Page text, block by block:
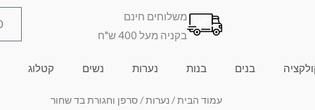
משלוחים חינם
בקניה מעל 400 ש"ח
בנים בנות נערות נשים קטלוג
עמוד הבית/נערות/ סרפן וחגורת בד שחור